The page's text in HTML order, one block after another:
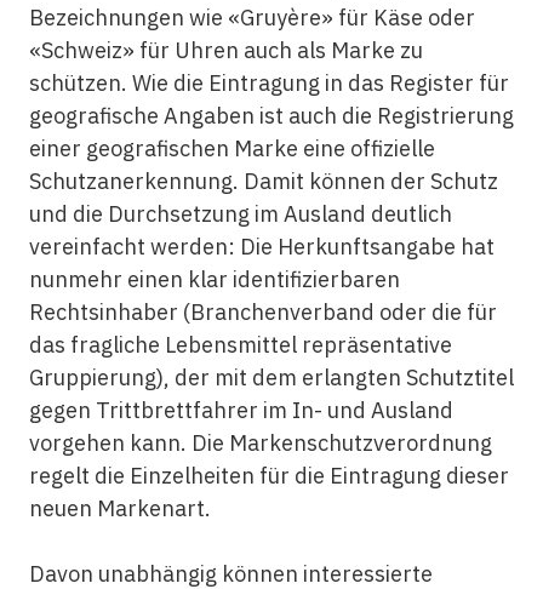
Bezeichnungen wie «Gruyère» für Käse oder
«Schweiz» für Uhren auch als Marke zu
schützen. Wie die Eintragung in das Register für
geografische Angaben ist auch die Registrierung
einer geografischen Marke eine offizielle
Schutzanerkennung. Damit können der Schutz
und die Durchsetzung im Ausland deutlich
vereinfacht werden: Die Herkunftsangabe hat
nunmehr einen klar identifizierbaren
Rechtsinhaber (Branchenverband oder die für
das fragliche Lebensmittel repräsentative
Gruppierung), der mit dem erlangten Schutztitel
gegen Trittbrettfahrer im In- und Ausland
vorgehen kann. Die Markenschutzverordnung
regelt die Einzelheiten für die Eintragung dieser
neuen Markenart.
Davon unabhängig können interessierte